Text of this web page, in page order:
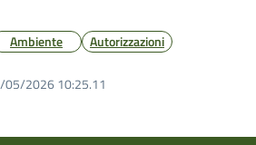
Ambiente Autorizzazioni
05/2026 10:25.11